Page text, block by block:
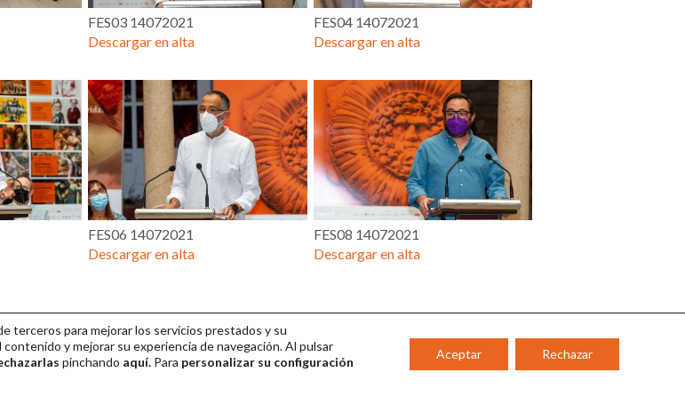
FES03 14072021
Descargar en alta
FES04 14072021
Descargar en alta
FES06 14072021
Descargar en alta
FES08 14072021
Descargar en alta
terceros para mejorar los servicios prestados y su
y mejorar su experiencia de navegación. Al pulsar
pinchando aquí. Para personalizar su configuración
Aceptar Rechazar